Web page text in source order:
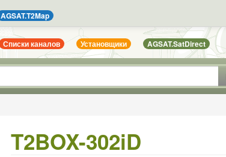
AGSAT.T2Map
Списки каналов Установщики AGSAT.SatDirect
T2BOX-302iD